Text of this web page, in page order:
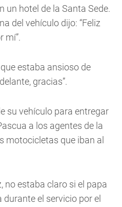
un hotel de la Santa Sede.
del vehículo dijo: “Feliz
mí”.
estaba ansioso de
gracias”.
su vehículo para entregar
a los agentes de la
motocicletas que iban al
no estaba claro si el papa
el servicio por el